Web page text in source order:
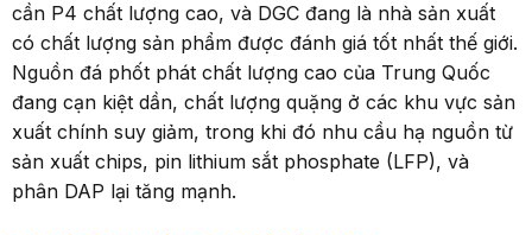
cần P4 chất lượng cao, và DGC đang là nhà sản xuất
có chất lượng sản phẩm được đánh giá tốt nhất thế giới.
Nguồn đá phốt phát chất lượng cao của Trung Quốc
đang cạn kiệt dần, chất lượng quặng ở các khu vực sản
xuất chính suy giảm, trong khi đó nhu cầu hạ nguồn từ
sản xuất chips, pin lithium sắt phosphate (LFP), và
phân DAP lại tăng mạnh.